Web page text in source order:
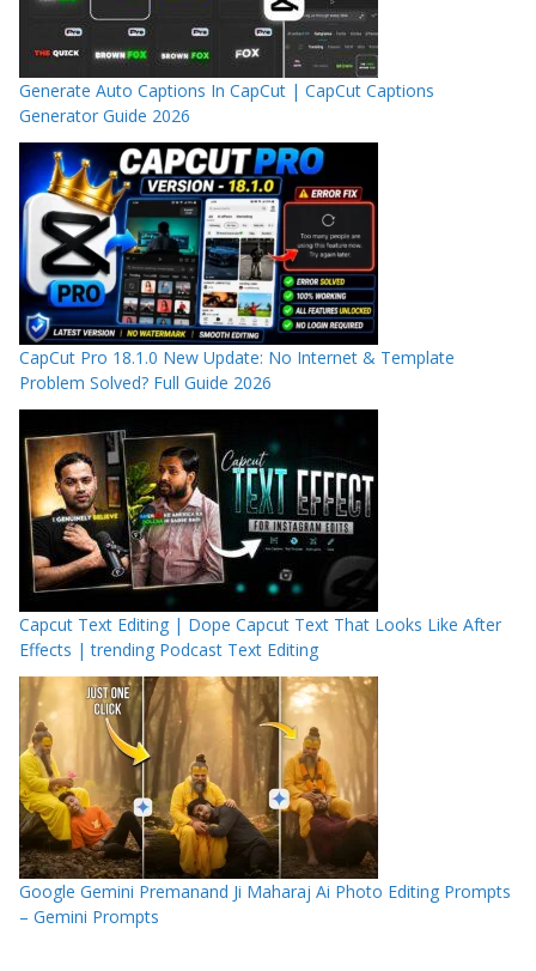
Generate Auto Captions In CapCut | CapCut Captions
Generator Guide 2026
CapCut Pro 18.1.0 New Update: No Internet & Template
Problem Solved? Full Guide 2026
Capcut Text Editing | Dope Capcut Text That Looks Like After
Effects | trending Podcast Text Editing
Google Gemini Premanand Ji Maharaj Ai Photo Editing Prompts
– Gemini Prompts